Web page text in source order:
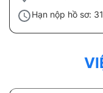
Hạn nộp hồ sơ: